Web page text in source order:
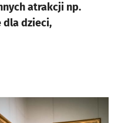
atrakcji np.
dla dzieci,